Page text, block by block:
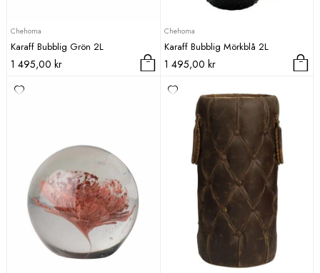
Chehoma
Karaff Bubblig Grön 2L
1 495,00 kr
Chehoma
Karaff Bubblig Mörkblå 2L
1 495,00 kr